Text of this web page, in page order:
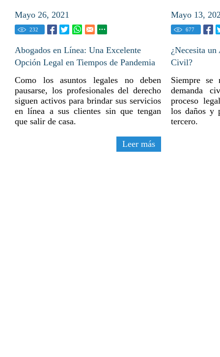
Mayo 26, 2021
232
Abogados en Línea: Una Excelente
Opción Legal en Tiempos de Pandemia
Como los asuntos legales no deben
pausarse, los profesionales del derecho
siguen activos para brindar sus servicios
en línea a sus clientes sin que tengan
que salir de casa.
Leer más
Mayo 13,
677
¿Necesita un
Civil?
Siempre se
demanda
proceso
los daños y
tercero.